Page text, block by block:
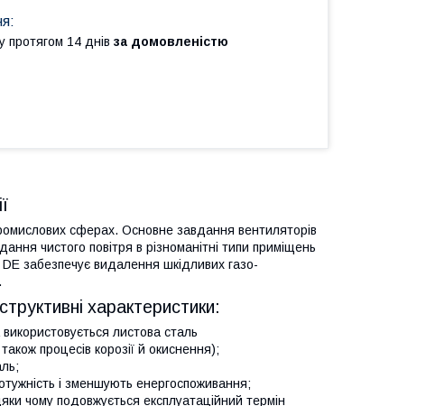
протягом 14 днів за домовленістю
сферах. Основне завдання вентиляторів
чистого повітря в різноманітні типи приміщень
забезпечує видалення шкідливих газо-
характеристики:
листова сталь
процесів корозії й окиснення);
і зменшують енергоспоживання;
чому подовжується експлуатаційний термін